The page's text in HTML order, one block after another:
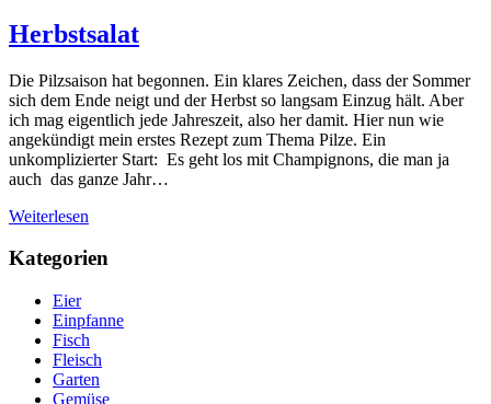
Herbstsalat
Die Pilzsaison hat begonnen. Ein klares Zeichen, dass der Sommer
sich dem Ende neigt und der Herbst so langsam Einzug hält. Aber
ich mag eigentlich jede Jahreszeit, also her damit. Hier nun wie
angekündigt mein erstes Rezept zum Thema Pilze. Ein
unkomplizierter Start: Es geht los mit Champignons, die man ja
auch das ganze Jahr…
Weiterlesen
Kategorien
Eier
Einpfanne
Fisch
Fleisch
Garten
Gemüse